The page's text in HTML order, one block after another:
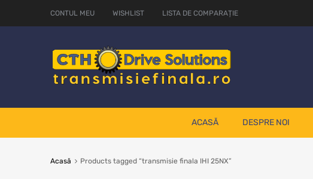
CONTUL MEU WISHLIST LISTA DE COMPARAȚIE
ACASĂ DESPRE NOI
Acasă Products tagged “transmisie finala IHI 25NX”